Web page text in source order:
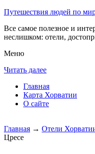
Путешествия людей по
Все самое полезное и
неслишком: отели,
Меню
Читать далее
Главная
Карта Хорватии
О сайте
Главная → Отели
Цресе